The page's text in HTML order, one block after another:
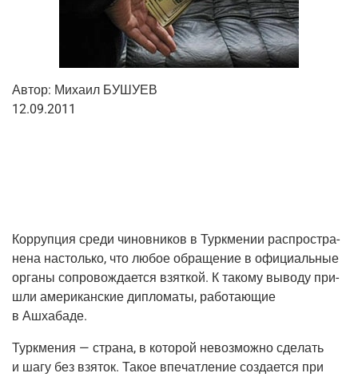
Автор: Миха­ил БУШУЕВ
12.09.2011
Кор­руп­ция сре­ди чинов­ни­ков в Турк­ме­нии рас­про­стра­
не­на настоль­ко, что любое обра­ще­ние в офи­ци­аль­ные
орга­ны сопро­вож­да­ет­ся взят­кой. К тако­му выво­ду при­
шли аме­ри­кан­ские дипло­ма­ты, рабо­та­ю­щие
в Ашхабаде.
Турк­ме­ния — стра­на, в кото­рой невоз­мож­но сде­лать
и шагу без взя­ток. Такое впе­чат­ле­ние созда­ет­ся при